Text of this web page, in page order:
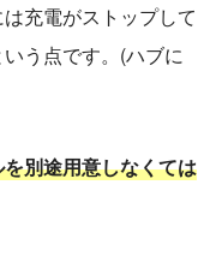
充電がストップして
う点です。(ハブに
別途用意しなくては